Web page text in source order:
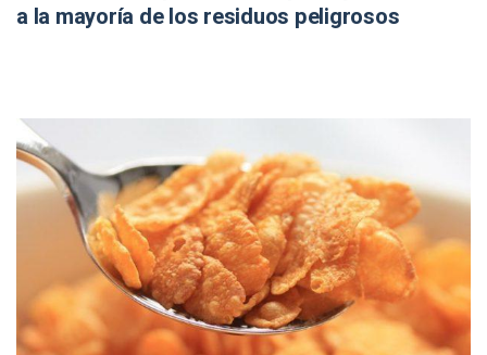
a la mayoría de los residuos peligrosos